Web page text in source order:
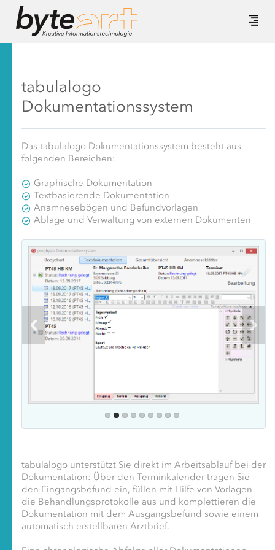
tabulalogo
Dokumentationssystem
Das tabulalogo Dokumentationssystem besteht aus
folgenden Bereichen:
Graphische Dokumentation
Textbasierende Dokumentation
Anamnesebögen und Befundvorlagen
Ablage und Verwaltung von externen Dokumenten
tabulalogo unterstützt Sie direkt im Arbeitsablauf bei der
Dokumentation: Über den Terminkalender tragen Sie
den Eingangsbefund ein, füllen mit Hilfe von Vorlagen
die Behandlungsprotokolle aus und komplettieren die
Dokumentation mit dem Ausgangsbefund sowie einem
automatisch erstellbaren Arztbrief.